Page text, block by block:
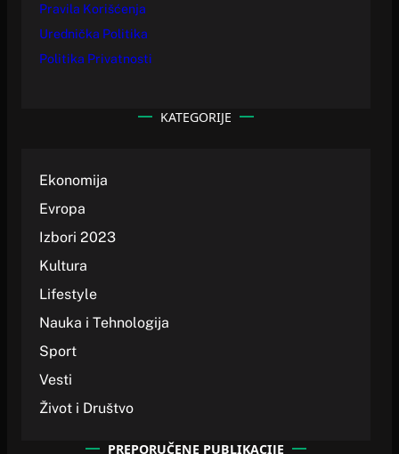
Pravila Korišćenja
Urednička Politika
Politika Privatnosti
KATEGORIJE
Ekonomija
Evropa
Izbori 2023
Kultura
Lifestyle
Nauka i Tehnologija
Sport
Vesti
Život i Društvo
PREPORUČENE PUBLIKACIJE